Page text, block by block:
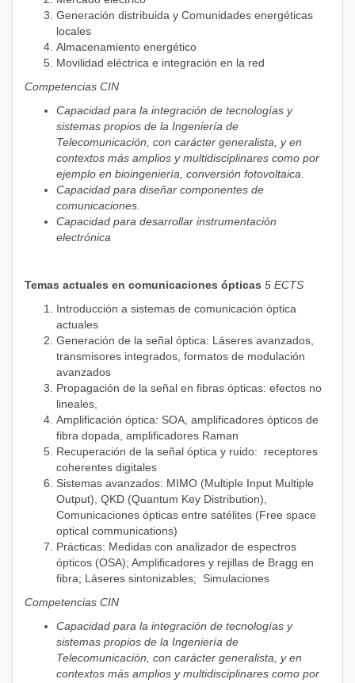
Generación distribuida y Comunidades energéticas
locales
Almacenamiento energético
Movilidad eléctrica e integración en la red
Competencias CIN
Capacidad para la integración de tecnologías y
sistemas propios de la Ingeniería de
Telecomunicación, con carácter generalista, y en
contextos más amplios y multidisciplinares como por
ejemplo en bioingeniería, conversión fotovoltaica.
Capacidad para diseñar componentes de
comunicaciones.
Capacidad para desarrollar instrumentación
electrónica
Temas actuales en comunicaciones ópticas 5 ECTS
Introducción a sistemas de comunicación óptica
actuales
Generación de la señal óptica: Láseres avanzados,
transmisores integrados, formatos de modulación
avanzados
Propagación de la señal en fibras ópticas: efectos no
lineales,
Amplificación óptica: SOA, amplificadores ópticos de
fibra dopada, amplificadores Raman
Recuperación de la señal óptica y ruido: receptores
coherentes digitales
Sistemas avanzados: MIMO (Multiple Input Multiple
Output), QKD (Quantum Key Distribution),
Comunicaciones ópticas entre satélites (Free space
optical communications)
Prácticas: Medidas con analizador de espectros
ópticos (OSA); Amplificadores y rejillas de Bragg en
fibra; Láseres sintonizables; Simulaciones
Competencias CIN
Capacidad para la integración de tecnologías y
sistemas propios de la Ingeniería de
Telecomunicación, con carácter generalista, y en
contextos más amplios y multidisciplinares como por